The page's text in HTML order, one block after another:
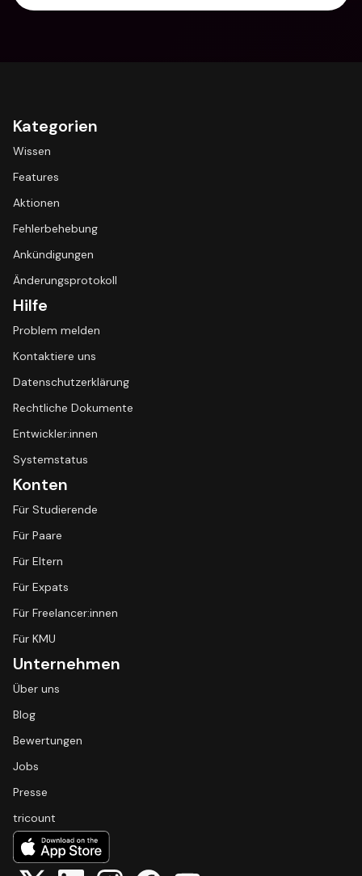
Kategorien
Wissen
Features
Aktionen
Fehlerbehebung
Ankündigungen
Änderungsprotokoll
Hilfe
Problem melden
Kontaktiere uns
Datenschutzerklärung
Rechtliche Dokumente
Entwickler:innen
Systemstatus
Konten
Für Studierende
Für Paare
Für Eltern
Für Expats
Für Freelancer:innen
Für KMU
Unternehmen
Über uns
Blog
Bewertungen
Jobs
Presse
tricount